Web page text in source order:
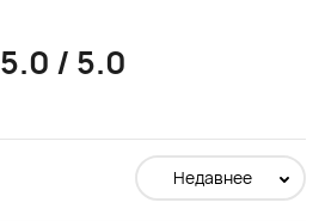
5.0 / 5.0
Недавнее